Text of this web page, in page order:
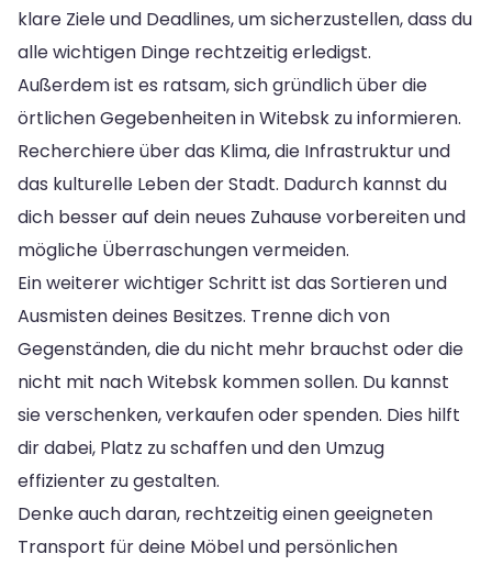
klare Ziele und Deadlines, um sicherzustellen, dass du
alle wichtigen Dinge rechtzeitig erledigst.
Außerdem ist es ratsam, sich gründlich über die
örtlichen Gegebenheiten in Witebsk zu informieren.
Recherchiere über das Klima, die Infrastruktur und
das kulturelle Leben der Stadt. Dadurch kannst du
dich besser auf dein neues Zuhause vorbereiten und
mögliche Überraschungen vermeiden.
Ein weiterer wichtiger Schritt ist das Sortieren und
Ausmisten deines Besitzes. Trenne dich von
Gegenständen, die du nicht mehr brauchst oder die
nicht mit nach Witebsk kommen sollen. Du kannst
sie verschenken, verkaufen oder spenden. Dies hilft
dir dabei, Platz zu schaffen und den Umzug
effizienter zu gestalten.
Denke auch daran, rechtzeitig einen geeigneten
Transport für deine Möbel und persönlichen